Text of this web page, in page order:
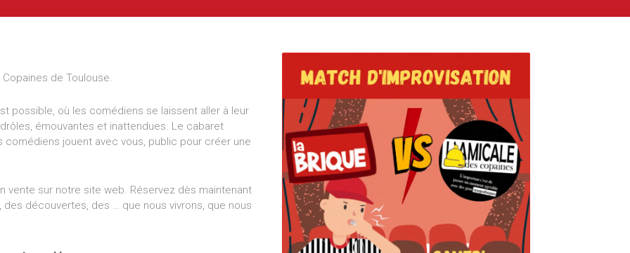
de Toulouse.
possible, où les comédiens se laissent aller à leur
émouvantes et inattendues. Le cabaret
jouent avec vous, public pour créer une
vente sur notre site web. Réservez dès maintenant
découvertes, des … que nous vivrons, que nous